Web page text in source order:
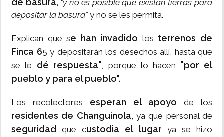
de basura, "y no es posible que existan tierras para
depositar la basura" y no se les permita.
Explican que se han invadido los terrenos de
Finca 65 y depositarán los desechos allí, hasta que
se le dé respuesta", porque lo hacen "por el
pueblo y para el pueblo".
Los recolectores esperan el apoyo de los
residentes de Changuinola, ya que personal de
seguridadque custodia el lugar ya se hizo